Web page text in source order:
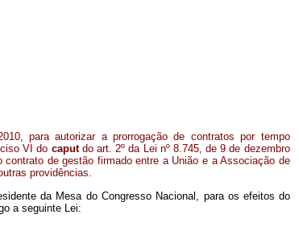
para autorizar a prorrogação de contratos por tempo
VI do caput do art. 2º da Lei nº 8.745, de 9 de dezembro
de gestão firmado entre a União e a Associação de
providências.
da Mesa do Congresso Nacional, para os efeitos do
a seguinte Lei: